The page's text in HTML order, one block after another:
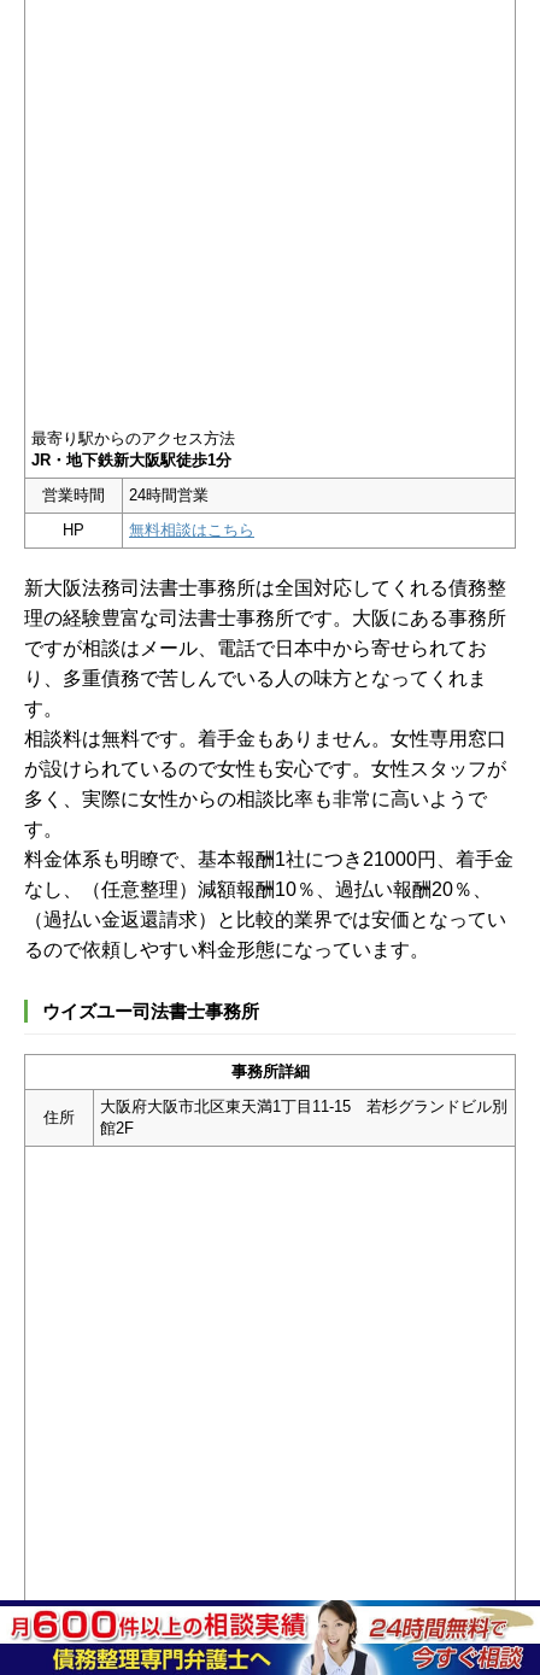
最寄り駅からのアクセス方法
JR・地下鉄新大阪駅徒歩1分
営業時間
24時間営業
HP
無料相談はこちら
新大阪法務司法書士事務所は全国対応してくれる債務整
理の経験豊富な司法書士事務所です。大阪にある事務所
ですが相談はメール、電話で日本中から寄せられてお
り、多重債務で苦しんでいる人の味方となってくれま
す。
相談料は無料です。着手金もありません。女性専用窓口
が設けられているので女性も安心です。女性スタッフが
多く、実際に女性からの相談比率も非常に高いようで
す。
料金体系も明瞭で、基本報酬1社につき21000円、着手金
なし、（任意整理）減額報酬10％、過払い報酬20％、
（過払い金返還請求）と比較的業界では安価となってい
るので依頼しやすい料金形態になっています。
ウイズユー司法書士事務所
事務所詳細
住所
大阪府大阪市北区東天満1丁目11-15 若杉グランドビル別
館2F